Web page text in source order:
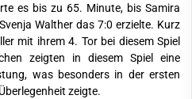
es bis zu 65. Minute, bis Samira
Walther das 7:0 erzielte. Kurz
mit ihrem 4. Tor bei diesem Spiel
zeigten in diesem Spiel eine
was besonders in der ersten
zeigte.